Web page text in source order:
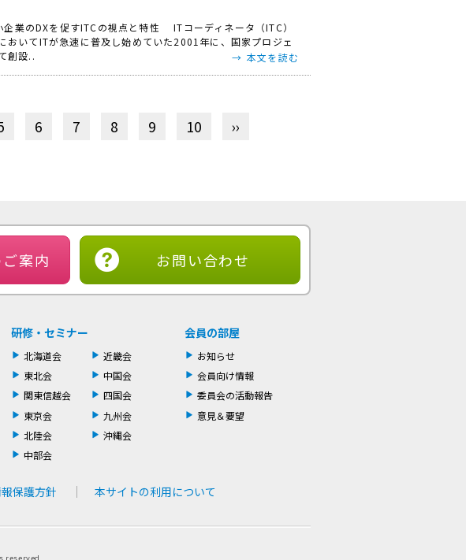
業のDXを促すITCの視点と特性 ITコーディネータ（ITC）
おいてITが急速に普及し始めていた2001年に、国家プロジェ
創設..
本文を読む
6 7 8 9 10 ››
案内 お問い合わせ
研修・セミナー
北海道会
東北会
関東信越会
東京会
北陸会
中部会
近畿会
中国会
四国会
九州会
沖縄会
会員の部屋
お知らせ
会員向け情報
委員会の活動報告
意見＆要望
保護方針 本サイトの利用について
reserved.